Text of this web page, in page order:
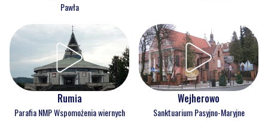
Pawła
Rumia
Parafia NMP Wspomożenia wiernych
Wejherowo
Sanktuarium Pasyjno-Maryjne